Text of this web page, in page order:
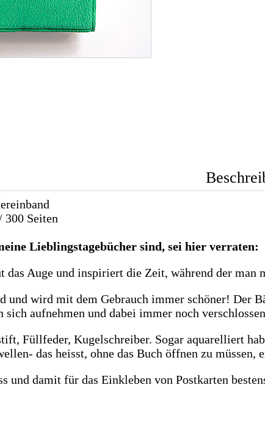
300 Seiten
Lieblingstagebücher sind, sei hier verraten:
das Auge und inspiriert die Zeit, während der man
und wird mit dem Gebrauch immer schöner! Der
aufnehmen und dabei immer noch
Füllfeder, Kugelschreiber. Sogar aquarelliert
das heisst, ohne das Buch öffnen zu müssen,
und damit für das Einkleben von Postkarten